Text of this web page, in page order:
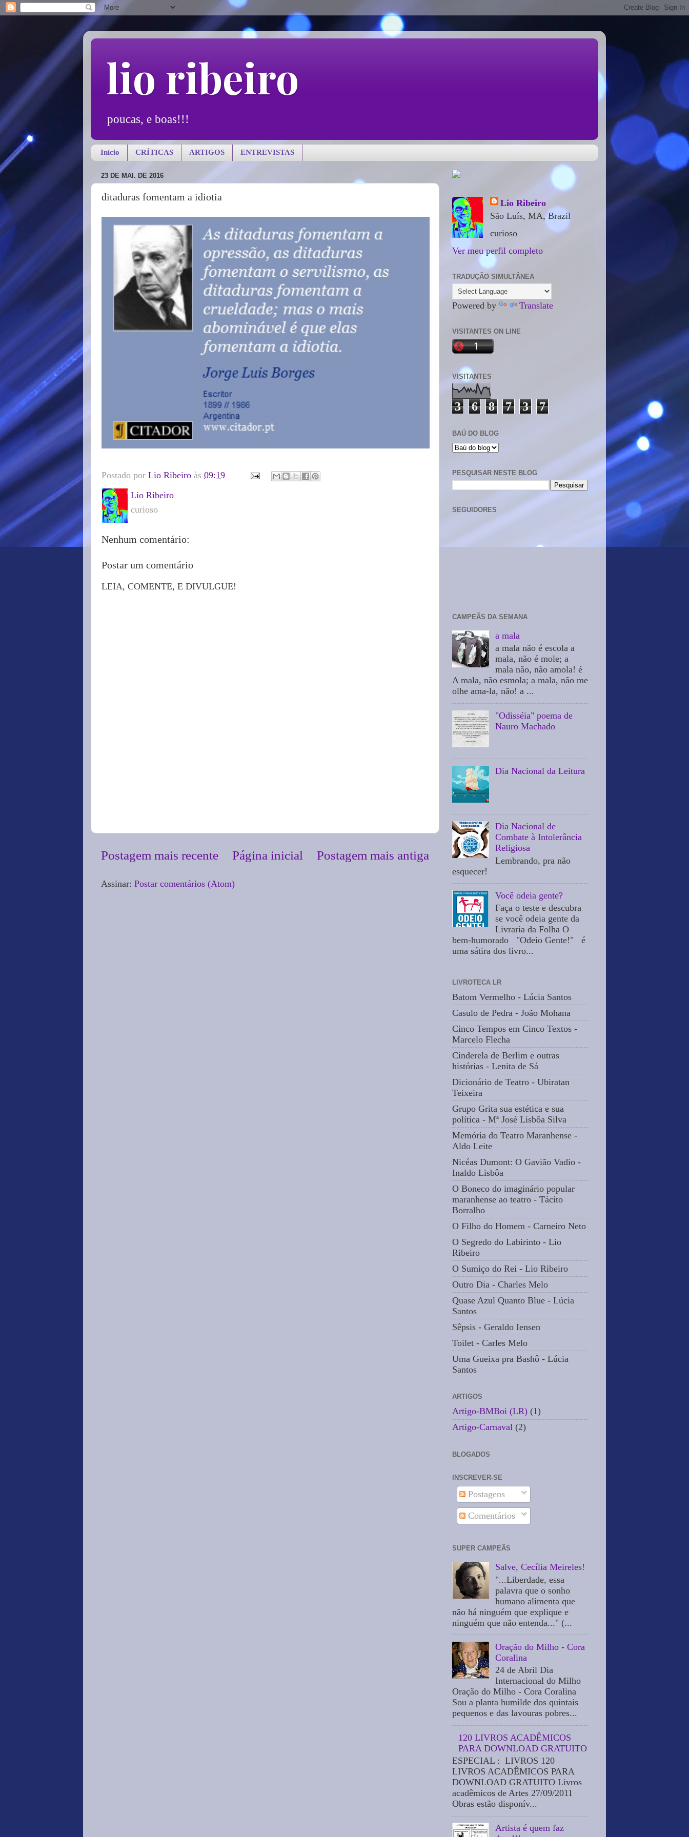
lio ribeiro
poucas, e boas!!!
Início CRÍTICAS ARTIGOS ENTREVISTAS
23 DE MAI. DE 2016
ditaduras fomentam a idiotia
Postado por Lio Ribeiro às 09:19
Lio Ribeiro
curioso
Nenhum comentário:
Postar um comentário
LEIA, COMENTE, E DIVULGUE!
Postagem mais recente Postagem mais antiga
Página inicial
Assinar: Postar comentários (Atom)
Lio Ribeiro
São Luís, MA, Brazil
curioso
Ver meu perfil completo
TRADUÇÃO SIMULTÂNEA
Powered by Translate
VISITANTES ON LINE
VISITANTES
3 6 8 7 3 7
BAÚ DO BLOG
PESQUISAR NESTE BLOG
SEGUIDORES
CAMPEÃS DA SEMANA
a mala
a mala não é escola a
mala, não é mole; a
mala não, não amola! é
A mala, não esmola; a mala, não me
olhe ama-la, não! a ...
"Odisséia" poema de
Nauro Machado
Dia Nacional da Leitura
Dia Nacional de
Combate à Intolerância
Religiosa
Lembrando, pra não
esquecer!
Você odeia gente?
Faça o teste e descubra
se você odeia gente da
Livraria da Folha O
bem-humorado "Odeio Gente!" é
uma sátira dos livro...
LIVROTECA LR
Batom Vermelho - Lúcia Santos
Casulo de Pedra - João Mohana
Cinco Tempos em Cinco Textos -
Marcelo Flecha
Cinderela de Berlim e outras
histórias - Lenita de Sá
Dicionário de Teatro - Ubiratan
Teixeira
Grupo Grita sua estética e sua
política - Mª José Lisbôa Silva
Memória do Teatro Maranhense -
Aldo Leite
Nicéas Dumont: O Gavião Vadio -
Inaldo Lisbôa
O Boneco do imaginário popular
maranhense ao teatro - Tácito
Borralho
O Filho do Homem - Carneiro Neto
O Segredo do Labirinto - Lio
Ribeiro
O Sumiço do Rei - Lio Ribeiro
Outro Dia - Charles Melo
Quase Azul Quanto Blue - Lúcia
Santos
Sêpsis - Geraldo Iensen
Toilet - Carles Melo
Uma Gueixa pra Bashô - Lúcia
Santos
ARTIGOS
Artigo-BMBoi (LR) (1)
Artigo-Carnaval (2)
BLOGADOS
INSCREVER-SE
Postagens
Comentários
SUPER CAMPEÃS
Salve, Cecília Meireles!
"...Liberdade, essa
palavra que o sonho
humano alimenta que
não há ninguém que explique e
ninguém que não entenda..." (...
Oração do Milho - Cora
Coralina
24 de Abril Dia
Internacional do Milho
Oração do Milho - Cora Coralina
Sou a planta humilde dos quintais
pequenos e das lavouras pobres...
120 LIVROS ACADÊMICOS
PARA DOWNLOAD GRATUITO
ESPECIAL : LIVROS 120
LIVROS ACADÊMICOS PARA
DOWNLOAD GRATUITO Livros
acadêmicos de Artes 27/09/2011
Obras estão disponív...
Artista é quem faz